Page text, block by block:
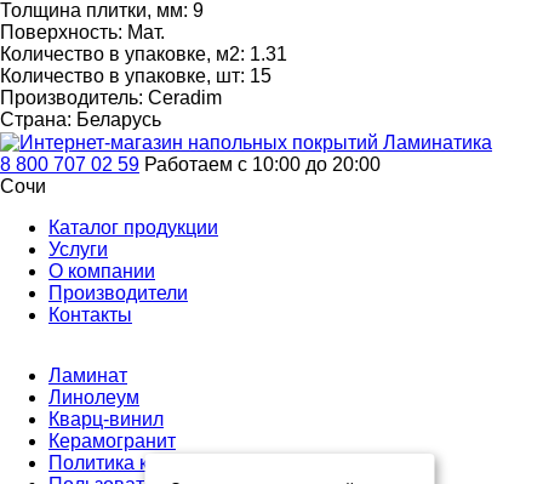
Толщина плитки, мм: 9
Поверхность: Мат.
Количество в упаковке, м2: 1.31
Количество в упаковке, шт: 15
Производитель: Ceradim
Страна: Беларусь
8 800 707 02 59 Работаем с 10:00 до 20:00
Сочи
Каталог продукции
Услуги
О компании
Производители
Контакты
Ламинат
Линолеум
Кварц-винил
Керамогранит
Политика конфиденциальности